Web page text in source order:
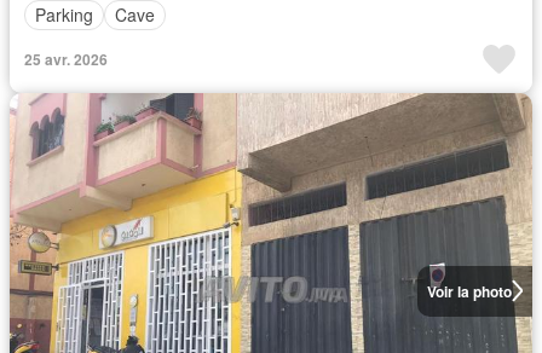
Parking
Cave
25 avr. 2026
Voir la photo